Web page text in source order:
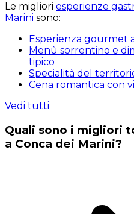
Le migliori esperienze
Marini sono:
Esperienza gourmet
Menù sorrentino e
tipico
Specialità del
Cena romantica con
Vedi tutti
Quali sono i migliori
a Conca dei Marini?